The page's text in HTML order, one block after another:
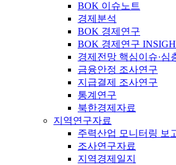
BOK 이슈노트
경제분석
BOK 경제연구
BOK 경제연구
경제전망 핵심이슈·심
금융안정 조사연구
지급결제 조사연구
통계연구
북한경제자료
지역연구자료
주력산업 모니터링 보
조사연구자료
지역경제일지